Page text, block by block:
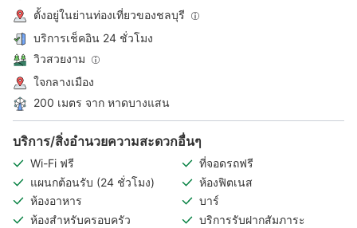
ตั้งอยู่ในย่านท่องเที่ยวของชลบุรี
บริการเช็คอิน 24 ชั่วโมง
วิวสวยงาม
ใจกลางเมือง
200 เมตร จาก หาดบางแสน
บริการ/สิ่งอำนวยความสะดวกอื่นๆ
Wi-Fi ฟรี
ที่จอดรถฟรี
แผนกต้อนรับ (24 ชั่วโมง)
ห้องฟิตเนส
ห้องอาหาร
บาร์
ห้องสำหรับครอบครัว
บริการรับฝากสัมภาระ